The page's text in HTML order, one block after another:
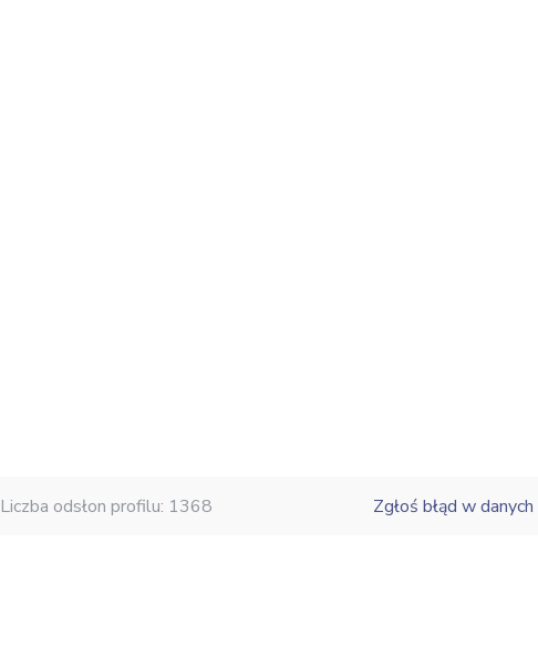
Liczba odsłon profilu: 1368 Zgłoś błąd w danych